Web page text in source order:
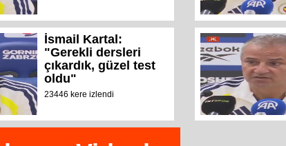
İsmail Kartal:
"Gerekli dersleri
çıkardık, güzel test
oldu"
23446 kere izlendi